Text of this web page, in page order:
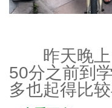
昨天晚上
50分之前到
多也起得比